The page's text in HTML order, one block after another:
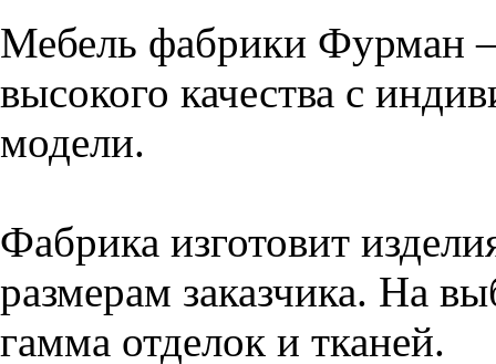
Мебель фабрики Фурман
высокого качества с
модели.
Фабрика изготовит
размерам заказчика. На
гамма отделок и тканей.